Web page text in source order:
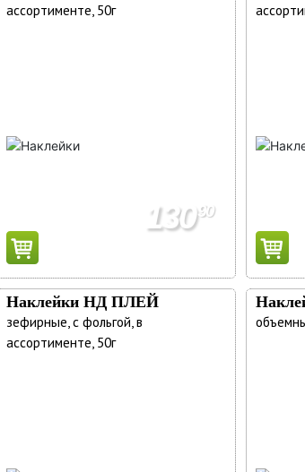
ассортименте, 50г
13090
Наклейки НД ПЛЕЙ
зефирные, с фольгой, в
ассортименте, 50г